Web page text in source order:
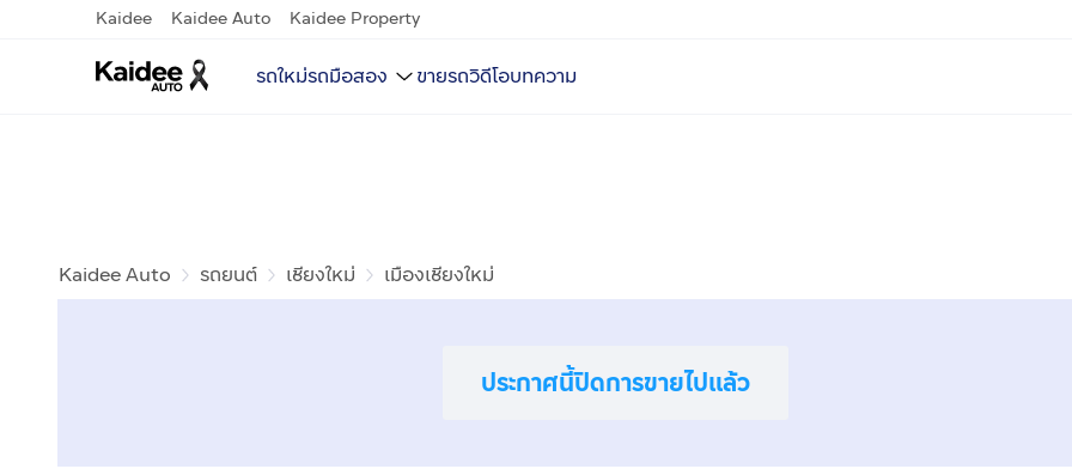
Kaidee Kaidee Auto Kaidee Property
รถใหม่รถมือสอง ขายรถวิดีโอบทความ
Kaidee Auto รถยนต์ เชียงใหม่ เมืองเชียงใหม่
ประกาศนี้ปิดการขายไปแล้ว